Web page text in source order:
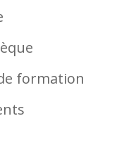
formation